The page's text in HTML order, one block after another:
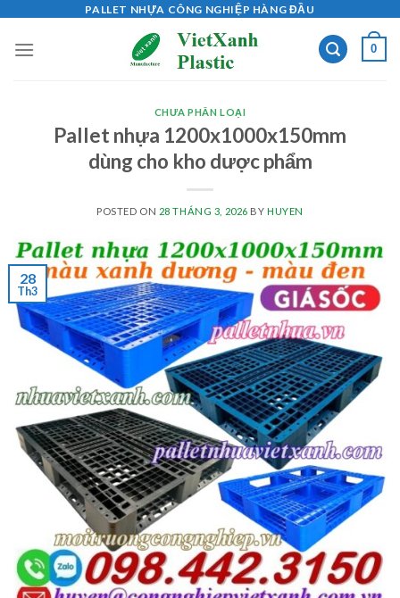
content
PALLET NHỰA CÔNG NGHIỆP HÀNG ĐẦU
0
CHƯA PHÂN LOẠI
Pallet nhựa 1200x1000x150mm
dùng cho kho dược phẩm
POSTED ON 28 THÁNG 3, 2026 BY HUYEN
28
Th3